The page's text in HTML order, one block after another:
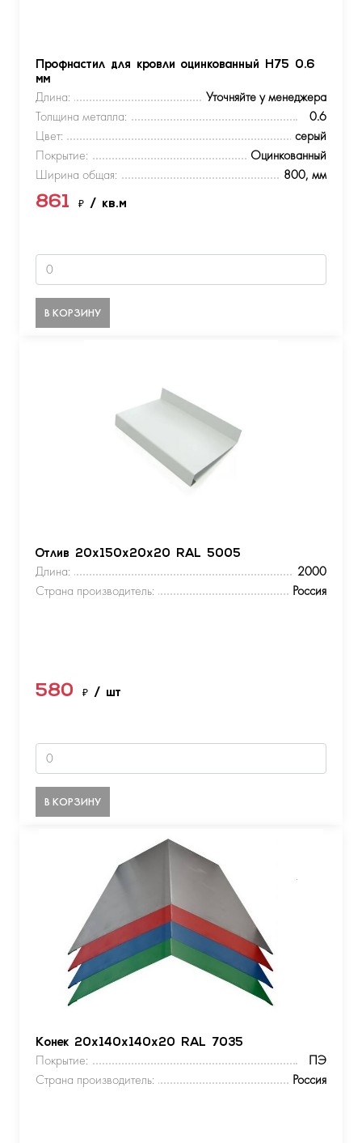
Профнастил для кровли оцинкованный Н75 0.6
мм
Длина:
Уточняйте у менеджера
Толщина металла:
0.6
Цвет:
серый
Покрытие:
Оцинкованный
Ширина общая:
800, мм
861 ₽ / кв.м
В КОРЗИНУ
Отлив 20х150х20х20 RAL 5005
Длина:
2000
Страна производитель:
Россия
580 ₽ / шт
В КОРЗИНУ
Конек 20х140х140х20 RAL 7035
Покрытие:
ПЭ
Страна производитель:
Россия